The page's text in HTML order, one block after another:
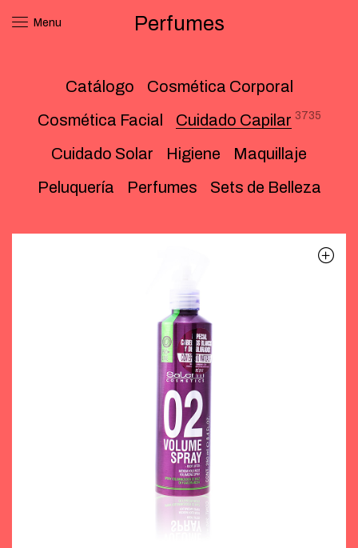
Menu Perfumes
Catálogo
Cosmética Corporal
Cosmética Facial
Cuidado Capilar 3735
Cuidado Solar Higiene
Maquillaje
Peluquería
Perfumes Sets de Belleza